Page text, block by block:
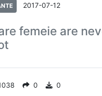
2017-07-12
femeie are
0 0